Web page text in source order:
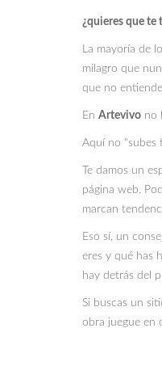
¿quieres que te
La mayoría de
milagro que
que no
En Artevivo no
Aquí no "subes
Te damos un
página web.
marcan
Eso sí, un
eres y qué has
hay detrás del
Si buscas un
obra juegue en